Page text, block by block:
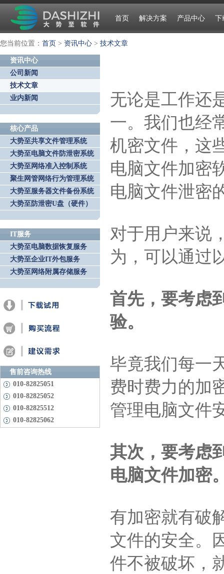
首页 解决方案 产品中心 下
您当前位置： 首页 > 资讯中心 > 技术文章
资讯中心
公司新闻
技术文章
业内新闻
核心产品
大势至共享文件管理系统
大势至电脑文件防泄密系统
大势至网络准入控制系统
聚生网管网络行为管理系统
大势至服务器文件备份系统
大势至防泄密U盘（硬件）
IT服务
大势至电脑数据恢复服务
大势至企业IT外包服务
大势至网络附属存储服务
售前咨询热线
010-82825051
010-82825052
010-82825512
010-82825062
无论是工作还
一。我们也经
机密文件，这
电脑文件加密
电脑文件泄密
对于用户来说
为，可以通过
首先，要考虑
验。
毕竟我们每一
费时费力的加
管理电脑文件
其次，要考虑
电脑文件加密
有加密就有破
文件的安全。
件不被破坏，